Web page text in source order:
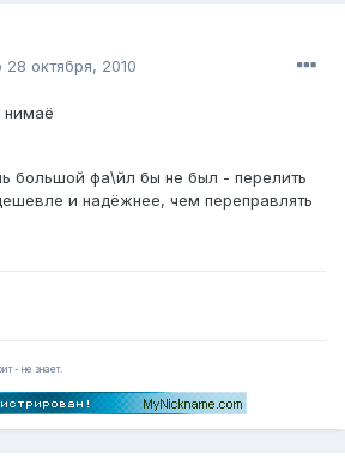
28 октября, 2010
большой фа\йл бы не был - перелить
и надёжнее, чем переправлять
- не знает.